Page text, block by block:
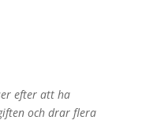
efter att ha
och drar flera